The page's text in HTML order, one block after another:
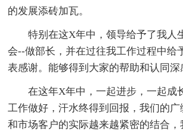
的发展添砖加瓦。
特别在这X年中，领导给予了我人
会--做部长，并在过往我工作过程中给
表感谢。能够得到大家的帮助和认同深
在这年X年中，一起进步，一起成
工作做好，汗水终得到回报，我们的广
和市场客户的实际越来越紧密的结合